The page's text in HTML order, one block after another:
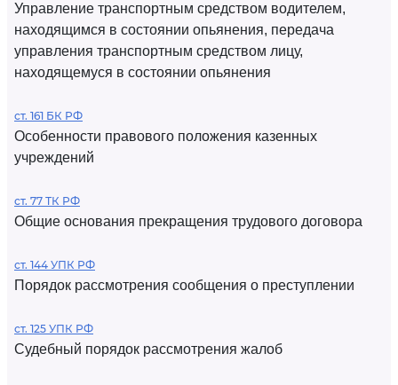
Управление транспортным средством водителем,
находящимся в состоянии опьянения, передача
управления транспортным средством лицу,
находящемуся в состоянии опьянения
ст. 161 БК РФ
Особенности правового положения казенных
учреждений
ст. 77 ТК РФ
Общие основания прекращения трудового договора
ст. 144 УПК РФ
Порядок рассмотрения сообщения о преступлении
ст. 125 УПК РФ
Судебный порядок рассмотрения жалоб